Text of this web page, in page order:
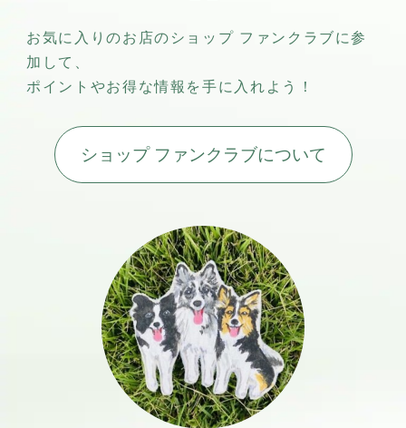
お気に入りのお店のショップ ファンクラブに参
加して、
ポイントやお得な情報を手に入れよう！
ショップ ファンクラブについて